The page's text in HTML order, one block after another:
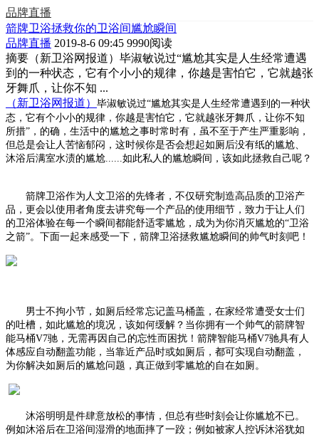
品牌直播
箭牌卫浴拯救你的卫浴间尴尬瞬间
品牌直播 2019-8-6 09:45 9990阅读
摘要 （新卫浴网报道）毕淑敏说过“尴尬其实是人生经常遭遇
到的一种状态，它有个小小的规律，你越是害怕它，它就越张
牙舞爪，让你不知 ...
（新卫浴网报道） 毕淑敏说过“尴尬其实是人生经常遭遇到的一种状
态，它有个小小的规律，你越是害怕它，它就越张牙舞爪，让你不知
所措”， 的确，生活中的尴尬之事时常时有，虽不至于产生严重影响，
但总是会让人苦恼郁闷，这时候你是否会想起如厕后没有纸的尴尬、
沐浴后满室水渍的尴尬......如此私人的尴尬瞬间，该如此拯救自己呢？
箭牌卫浴作为人文卫浴的先锋者，不仅研究制造高品质的卫浴产
品，更会以使用者角度去讲究每一个产品的使用细节，致力于让人们
的卫浴体验在每一个瞬间都能舒适零尴尬，成为为你消灭尴尬的“卫浴
之箭”。下面一起来感受一下，箭牌卫浴拯救尴尬瞬间的帅气时刻吧！
男士不拘小节，如厕后经常忘记盖马桶盖，在家经常遭受女士们
的吐槽，如此尴尬的境况，该如何缓解？当你拥有一个帅气的箭牌智
能马桶V7驰，无需再因自己的忘性而困扰！箭牌智能马桶V7驰具有人
体感应自动翻盖功能，当靠近产品时或如厕后，都可实现自动翻盖，
为你解决如厕后的尴尬问题，真正做到零尴尬的自在如厕。
沐浴明明是件肆意放松的事情，但总有些时刻会让你尴尬不已。
例如沐浴后在卫浴间湿滑的地面摔了一跤；例如被家人控诉沐浴犹如